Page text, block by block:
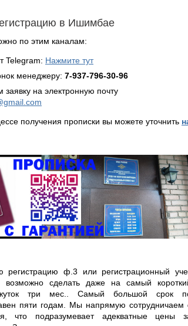
в Ишимбае
по этим каналам:
Telegram: Нажмите тут
менеджеру: 7-937-796-30-96
заявку на электронную почту
получения прописки вы можете уточнить
регистрацию ф.3 или регистрационный
возможно сделать даже на самый
три мес.. Самый большой срок
пяти годам. Мы напрямую сотрудничаем
что подразумевает адекватные цены